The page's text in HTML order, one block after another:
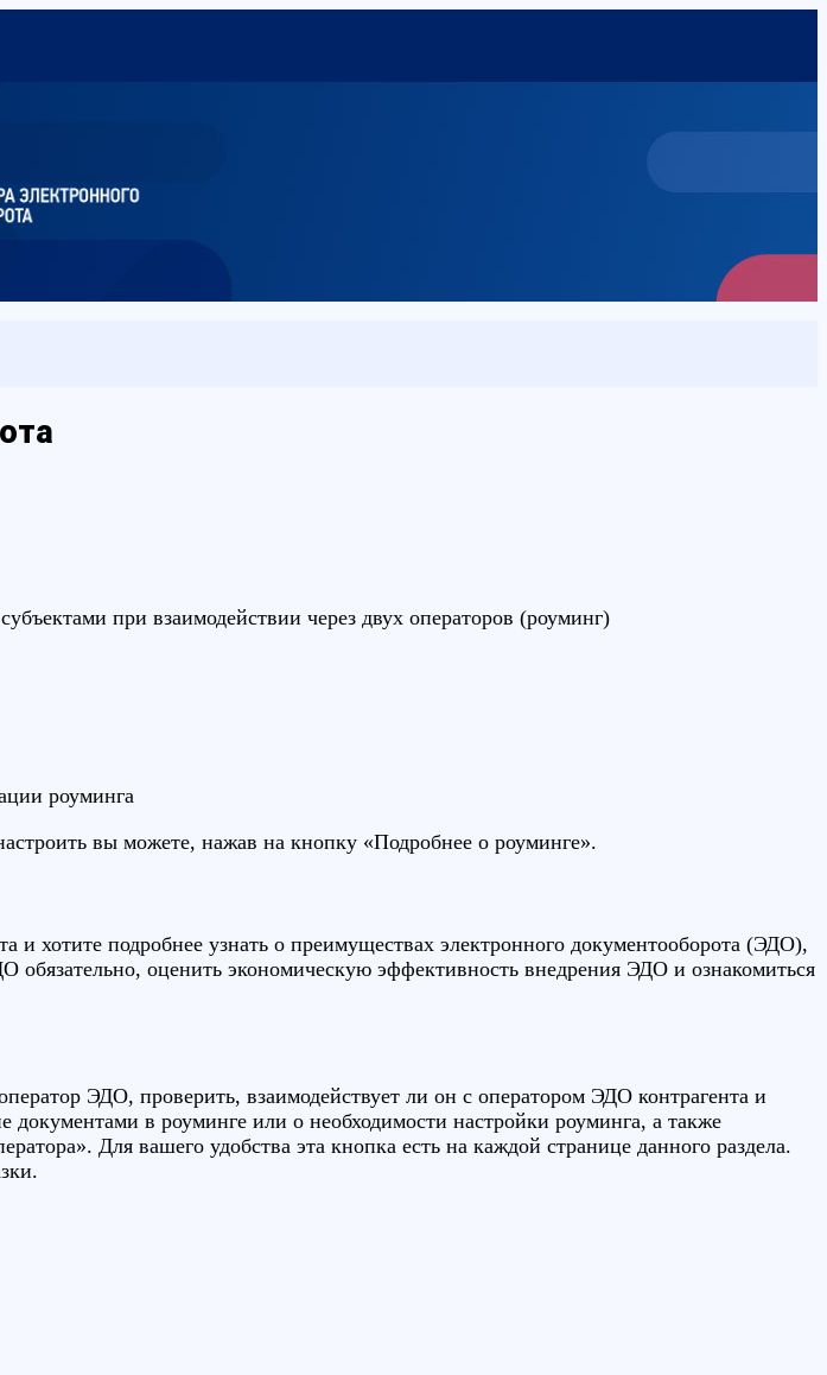
при взаимодействии через двух операторов (роуминг)
роуминга
вы можете, нажав на кнопку «Подробнее о роуминге».
и хотите подробнее узнать о преимуществах электронного документооборота (ЭДО),
оценить экономическую эффективность внедрения ЭДО и ознакомиться
ЭДО, проверить, взаимодействует ли он с оператором ЭДО контрагента и
документами в роуминге или о необходимости настройки роуминга, а также
Для вашего удобства эта кнопка есть на каждой странице данного раздела.